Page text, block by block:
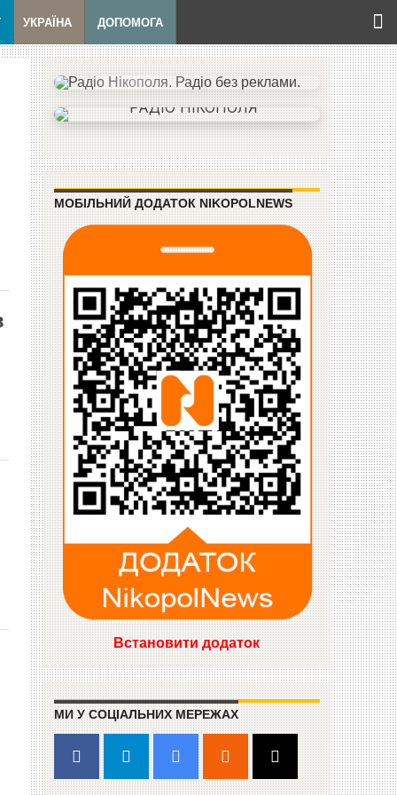
УКРАЇНА ДОПОМОГА
МОБІЛЬНИЙ ДОДАТОК NIKOPOLNEWS
Встановити додаток
МИ У СОЦІАЛЬНИХ МЕРЕЖАХ